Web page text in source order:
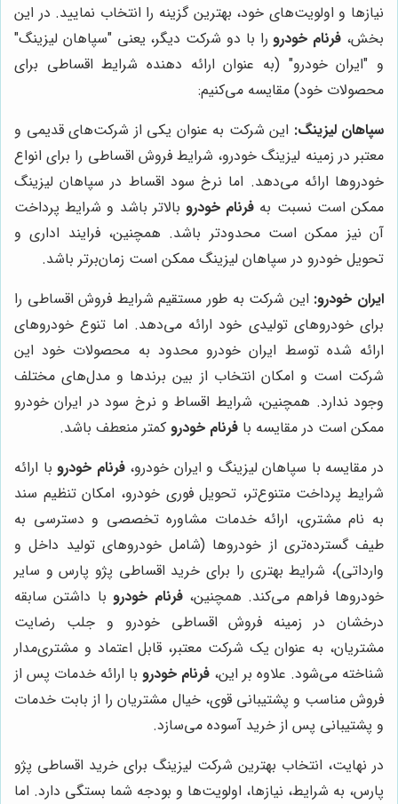
نیازها و اولویت‌های خود، بهترین گزینه را انتخاب نمایید. در این
بخش، فرنام خودرورا با دو شرکت دیگر، یعنی "سپاهان لیزینگ"
و "ایران خودرو" (به عنوان ارائه دهنده شرایط اقساطی برای
محصولات خود) مقایسه می‌کنیم:
سپاهان لیزینگ: این شرکت به عنوان یکی از شرکت‌های قدیمی و
معتبر در زمینه لیزینگ خودرو، شرایط فروش اقساطی را برای انواع
خودروها ارائه می‌دهد. اما نرخ سود اقساط در سپاهان لیزینگ
ممکن است نسبت به فرنام خودرو بالاتر باشد و شرایط پرداخت
آن نیز ممکن است محدودتر باشد. همچنین، فرایند اداری و
تحویل خودرو در سپاهان لیزینگ ممکن است زمان‌برتر باشد.
ایران خودرو: این شرکت به طور مستقیم شرایط فروش اقساطی را
برای خودروهای تولیدی خود ارائه می‌دهد. اما تنوع خودروهای
ارائه شده توسط ایران خودرو محدود به محصولات خود این
شرکت است و امکان انتخاب از بین برندها و مدل‌های مختلف
وجود ندارد. همچنین، شرایط اقساط و نرخ سود در ایران خودرو
ممکن است در مقایسه با فرنام خودرو کمتر منعطف باشد.
در مقایسه با سپاهان لیزینگ و ایران خودرو،فرنام خودروبا ارائه
شرایط پرداخت متنوع‌تر، تحویل فوری خودرو، امکان تنظیم سند
به نام مشتری، ارائه خدمات مشاوره تخصصی و دسترسی به
طیف گسترده‌تری از خودروها (شامل خودروهای تولید داخل و
وارداتی)، شرایط بهتری را برای خرید اقساطی پژو پارس و سایر
خودروها فراهم می‌کند. همچنین،فرنام خودروبا داشتن سابقه
درخشان در زمینه فروش اقساطی خودرو و جلب رضایت
مشتریان، به عنوان یک شرکت معتبر، قابل اعتماد و مشتری‌مدار
شناخته می‌شود. علاوه بر این، فرنام خودرو با ارائه خدمات پس از
فروش مناسب و پشتیبانی قوی، خیال مشتریان را از بابت خدمات
و پشتیبانی پس از خرید آسوده می‌سازد.
در نهایت، انتخاب بهترین شرکت لیزینگ برای خرید اقساطی پژو
پارس، به شرایط، نیازها، اولویت‌ها و بودجه شما بستگی دارد. اما